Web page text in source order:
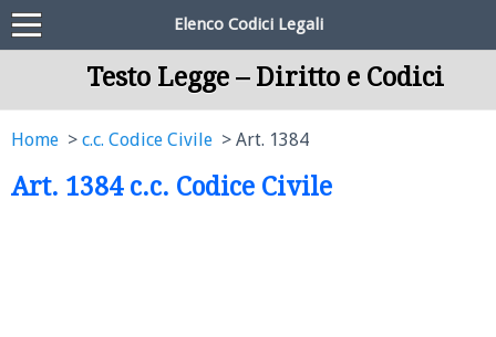
Elenco Codici Legali
Testo Legge – Diritto e Codici
Home c.c. Codice Civile Art. 1384
Art. 1384 c.c. Codice Civile